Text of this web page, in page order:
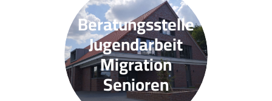
Beratungsstelle
Jugendarbeit
Migration
Senioren